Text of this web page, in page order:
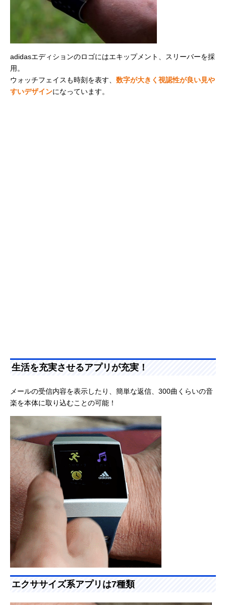
adidasエディションのロゴにはエキップメント、スリーバーを採
用。
ウォッチフェイスも時刻を表す、 数字が大きく視認性が良い見や
すいデザインになっています。
生活を充実させるアプリが充実！
メールの受信内容を表示したり、簡単な返信、300曲くらいの音
楽を本体に取り込むことの可能！
エクササイズ系アプリは7種類